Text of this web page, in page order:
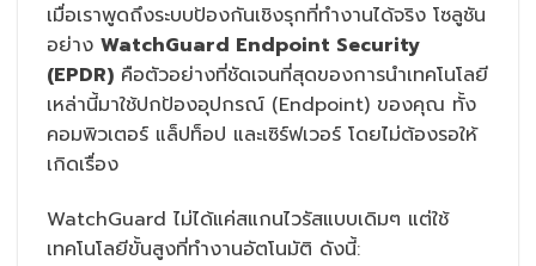
เมื่อเราพูดถึงระบบป้องกันเชิงรุกที่ทำงานได้จริง โซลูชัน
อย่าง WatchGuard Endpoint Security
(EPDR) คือตัวอย่างที่ชัดเจนที่สุดของการนำเทคโนโลยี
เหล่านี้มาใช้ปกป้องอุปกรณ์ (Endpoint) ของคุณ ทั้ง
คอมพิวเตอร์ แล็ปท็อป และเซิร์ฟเวอร์ โดยไม่ต้องรอให้
เกิดเรื่อง
WatchGuard ไม่ได้แค่สแกนไวรัสแบบเดิมๆ แต่ใช้
เทคโนโลยีขั้นสูงที่ทำงานอัตโนมัติ ดังนี้: